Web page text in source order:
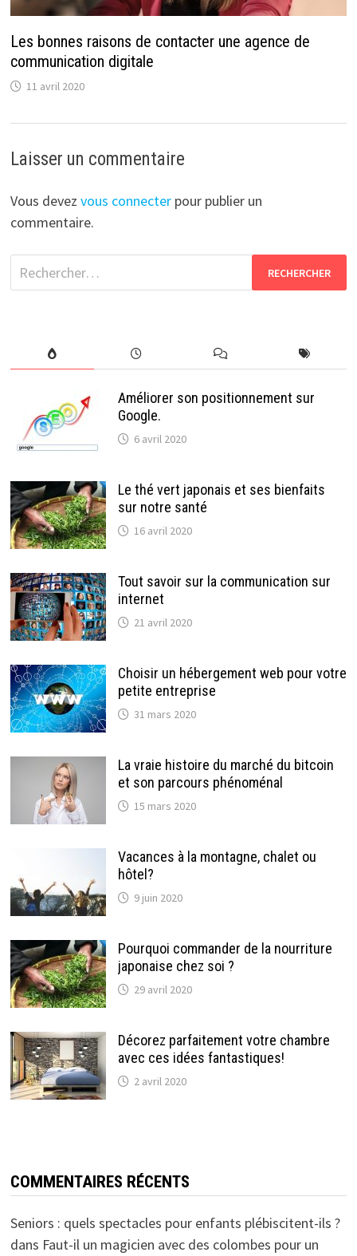
Les bonnes raisons de contacter une agence de
communication digitale
11 avril 2020
Laisser un commentaire
Vous devez vous connecterpour publier un
commentaire.
Rechercher :
Améliorer son positionnement sur
Google.
6 avril 2020
Le thé vert japonais et ses bienfaits
sur notre santé
16 avril 2020
Tout savoir sur la communication sur
internet
21 avril 2020
Choisir un hébergement web pour votre
petite entreprise
31 mars 2020
La vraie histoire du marché du bitcoin
et son parcours phénoménal
15 mars 2020
Vacances à la montagne, chalet ou
hôtel?
9 juin 2020
Pourquoi commander de la nourriture
japonaise chez soi ?
29 avril 2020
Décorez parfaitement votre chambre
avec ces idées fantastiques!
2 avril 2020
COMMENTAIRES RÉCENTS
Seniors : quels spectacles pour enfants plébiscitent-ils ?
dans Faut-il un magicien avec des colombes pour un